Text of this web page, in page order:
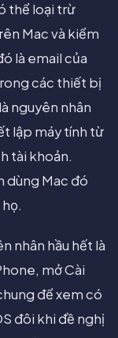
thể loại trừ
Mac và kiểm
là email của
các thiết bị
nguyên nhân
lập máy tính từ
tài khoản.
dùng Mac đó
nhân hầu hết là
mở Cài
để xem có
đôi khi đề nghị